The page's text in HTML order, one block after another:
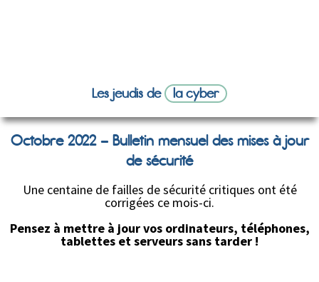
Les jeudis de la cyber
Octobre 2022 – Bulletin mensuel des mises à jour
de sécurité
Une centaine de failles de sécurité critiques ont été
corrigées ce mois-ci.
Pensez à mettre à jour vos ordinateurs, téléphones,
tablettes et serveurs sans tarder !